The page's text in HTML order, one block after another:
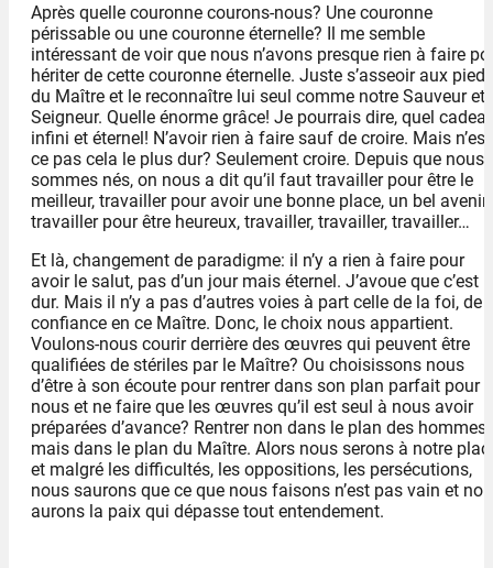
Après quelle couronne courons-nous? Une couronne
périssable ou une couronne éternelle? Il me semble
intéressant de voir que nous n’avons presque rien à faire
hériter de cette couronne éternelle. Juste s’asseoir aux pieds
du Maître et le reconnaître lui seul comme notre Sauveur et
Seigneur. Quelle énorme grâce! Je pourrais dire, quel
infini et éternel! N’avoir rien à faire sauf de croire. Mais
ce pas cela le plus dur? Seulement croire. Depuis que nous
sommes nés, on nous a dit qu’il faut travailler pour être le
meilleur, travailler pour avoir une bonne place, un bel avenir,
travailler pour être heureux, travailler, travailler, travailler…
Et là, changement de paradigme: il n’y a rien à faire pour
avoir le salut, pas d’un jour mais éternel. J’avoue que c’est
dur. Mais il n’y a pas d’autres voies à part celle de la foi, de
confiance en ce Maître. Donc, le choix nous appartient.
Voulons-nous courir derrière des œuvres qui peuvent être
qualifiées de stériles par le Maître? Ou choisissons nous
d’être à son écoute pour rentrer dans son plan parfait pour
nous et ne faire que les œuvres qu’il est seul à nous avoir
préparées d’avance? Rentrer non dans le plan des hommes
mais dans le plan du Maître. Alors nous serons à notre
et malgré les difficultés, les oppositions, les persécutions,
nous saurons que ce que nous faisons n’est pas vain et
aurons la paix qui dépasse tout entendement.